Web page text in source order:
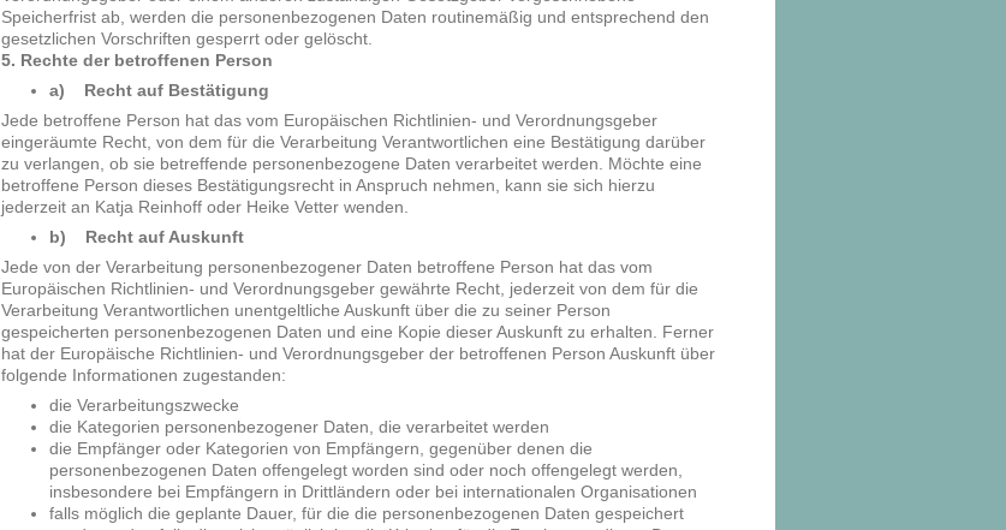
Speicherfrist ab, werden die personenbezogenen Daten routinemäßig und entsprechend den
gesetzlichen Vorschriften gesperrt oder gelöscht.
5. Rechte der betroffenen Person
a) Recht auf Bestätigung
Jede betroffene Person hat das vom Europäischen Richtlinien- und Verordnungsgeber
eingeräumte Recht, von dem für die Verarbeitung Verantwortlichen eine Bestätigung darüber
zu verlangen, ob sie betreffende personenbezogene Daten verarbeitet werden. Möchte eine
betroffene Person dieses Bestätigungsrecht in Anspruch nehmen, kann sie sich hierzu
jederzeit an Katja Reinhoff oder Heike Vetter wenden.
b) Recht auf Auskunft
Jede von der Verarbeitung personenbezogener Daten betroffene Person hat das vom
Europäischen Richtlinien- und Verordnungsgeber gewährte Recht, jederzeit von dem für die
Verarbeitung Verantwortlichen unentgeltliche Auskunft über die zu seiner Person
gespeicherten personenbezogenen Daten und eine Kopie dieser Auskunft zu erhalten. Ferner
hat der Europäische Richtlinien- und Verordnungsgeber der betroffenen Person Auskunft über
folgende Informationen zugestanden:
die Verarbeitungszwecke
die Kategorien personenbezogener Daten, die verarbeitet werden
die Empfänger oder Kategorien von Empfängern, gegenüber denen die
personenbezogenen Daten offengelegt worden sind oder noch offengelegt werden,
insbesondere bei Empfängern in Drittländern oder bei internationalen Organisationen
falls möglich die geplante Dauer, für die die personenbezogenen Daten gespeichert